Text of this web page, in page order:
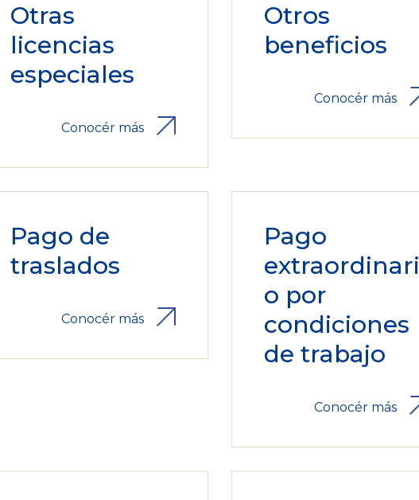
Otras
licencias
especiales
Conocér más
Otros
beneficios
Conocér más
Pago de
traslados
Conocér más
Pago
extraordinari
o por
condiciones
de trabajo
Conocér más